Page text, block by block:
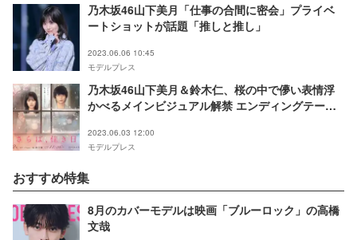
乃木坂46山下美月「仕事の合間に密会」プライベ
ートショットが話題「推しと推し」
2023.06.06 10:45
モデルプレス
乃木坂46山下美月＆鈴木仁、桜の中で儚い表情浮
かべるメインビジュアル解禁 エンディングテーマ
2023.06.03 12:00
モデルプレス
おすすめ特集
8月のカバーモデルは映画「ブルーロック」の高橋
文哉